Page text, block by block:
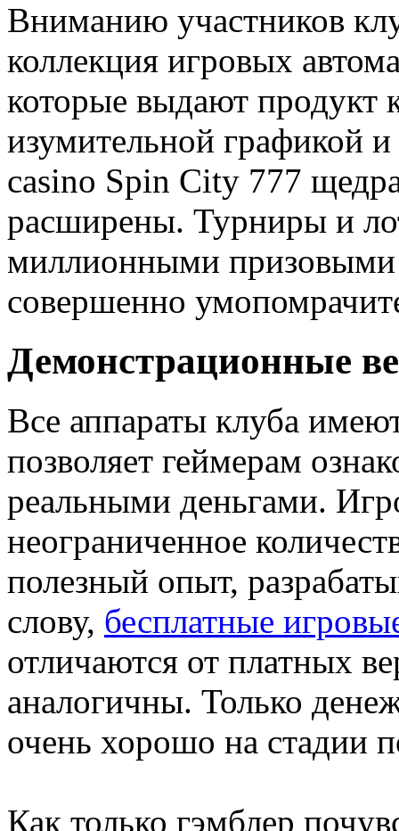
Вниманию участников
коллекция игровых
которые выдают продукт
изумительной графикой
casino Spin City 777
расширены. Турниры и
миллионными
совершенно
Демонстрационные
Все аппараты клуба
позволяет геймерам
реальными деньгами.
неограниченное
полезный опыт,
слову, бесплатные
отличаются от платных
аналогичны. Только
очень хорошо на стадии
Как только гэмблер